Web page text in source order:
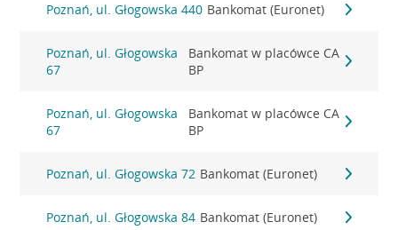
Poznań, ul. Głogowska 440 Bankomat (Euronet)
Poznań, ul. Głogowska
67
Bankomat w placówce CA
BP
Poznań, ul. Głogowska
67
Bankomat w placówce CA
BP
Poznań, ul. Głogowska 72 Bankomat (Euronet)
Poznań, ul. Głogowska 84 Bankomat (Euronet)